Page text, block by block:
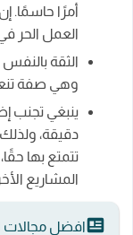
أمرًا حاسمًا.
العمل الحر
الثقة
وهي صفة
ينبغي تجنب
دقيقة،
تتمتع بها
المشاريع